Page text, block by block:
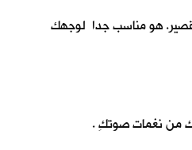
هو مناسب جدا لوجهك
من نغمات صوتكِ .